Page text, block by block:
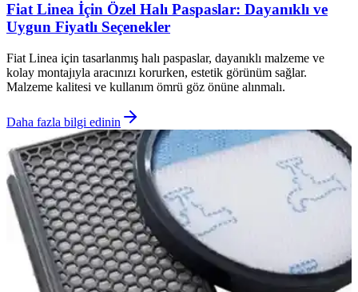
Fiat Linea İçin Özel Halı Paspaslar: Dayanıklı ve
Uygun Fiyatlı Seçenekler
Fiat Linea için tasarlanmış halı paspaslar, dayanıklı malzeme ve
kolay montajıyla aracınızı korurken, estetik görünüm sağlar.
Malzeme kalitesi ve kullanım ömrü göz önüne alınmalı.
Daha fazla bilgi edinin